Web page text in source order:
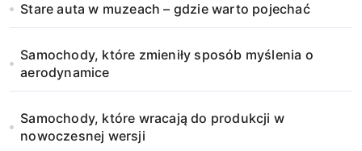
Stare auta w muzeach – gdzie warto pojechać
Samochody, które zmieniły sposób myślenia o
aerodynamice
Samochody, które wracają do produkcji w
nowoczesnej wersji